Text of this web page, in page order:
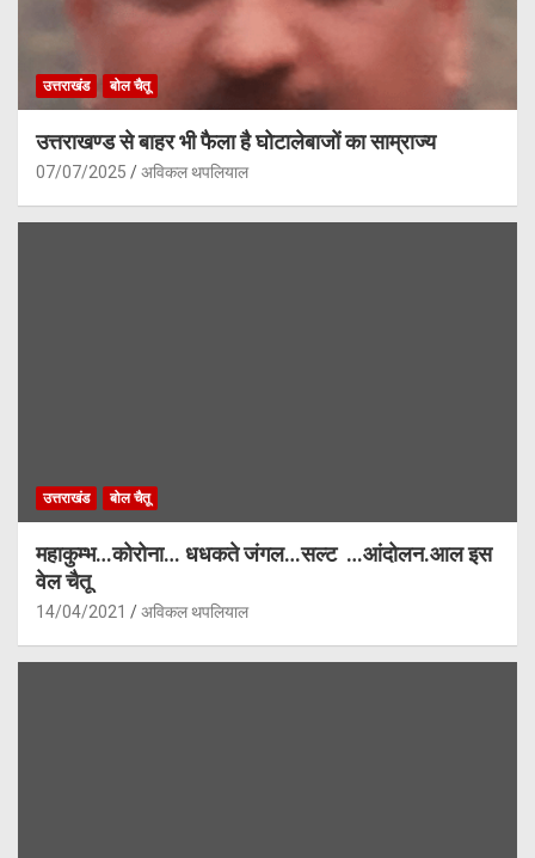
उत्तराखंड बोल चैतू
उत्तराखण्ड से बाहर भी फैला है घोटालेबाजों का साम्राज्य
07/07/2025 अविकल थपलियाल
उत्तराखंड बोल चैतू
महाकुम्भ…कोरोना… धधकते जंगल…सल्ट …आंदोलन.आल इस
वेल चैतू
14/04/2021 अविकल थपलियाल